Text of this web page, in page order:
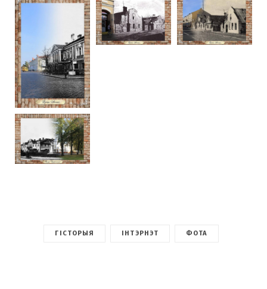
ГІСТОРЫЯ ІНТЭРНЭТ ФОТА